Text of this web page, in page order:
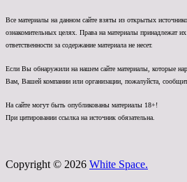
Все материалы на данном сайте взяты из открытых
ознакомительных целях. Права на материалы принадлежат
ответственности за содержание материала не несет.
Если Вы обнаружили на нашем сайте материалы, которые
Вам, Вашей компании или организации, пожалуйста,
На сайте могут быть опубликованы материалы 18+!
При цитировании ссылка на источник обязательна.
Copyright © 2026 White Space.